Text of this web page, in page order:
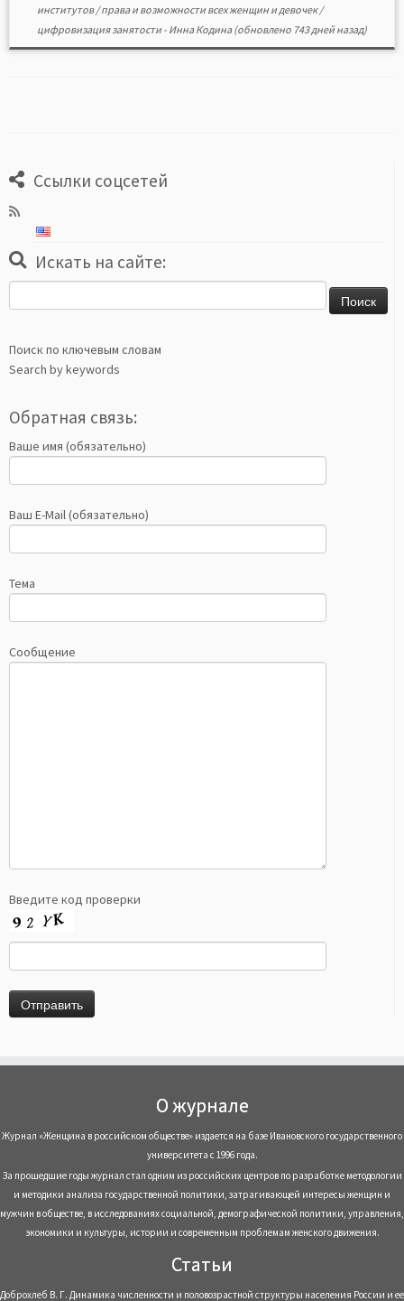
институтов/права и возможности всех женщин и девочек/
цифровизация занятости - Инна Кодина(обновлено 743 дней назад)
Ссылки соцсетей
Искать на сайте:
Поиск по ключевым словам
Search by keywords
Обратная связь:
Ваше имя (обязательно)
Ваш E-Mail (обязательно)
Тема
Сообщение
Введите код проверки
О журнале
Журнал «Женщина в российском обществе» издается на базе Ивановского государственного
университета с 1996 года.
За прошедшие годы журнал стал одним из российских центров по разработке методологии
и методики анализа государственной политики, затрагивающей интересы женщин и
мужчин в обществе, в исследованиях социальной, демографической политики, управления,
экономики и культуры, истории и современным проблемам женского движения.
Статьи
Доброхлеб В. Г. Динамика численности и половозрастной структуры населения России и ее